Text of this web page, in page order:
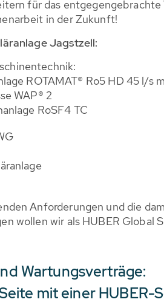
für das
in der Zukunft!
Jagstzell:
ROTAMAT® Ro5 HD 45 l/s
WAP® 2
RoSF4 TC
Anforderungen und die
wollen wir als HUBER
Wartungsverträge:
mit einer